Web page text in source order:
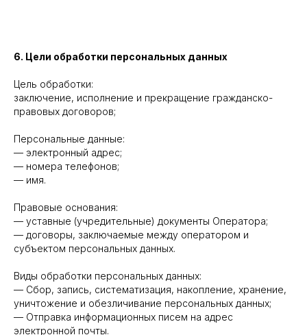
6. Цели обработки персональных данных
Цель обработки:
заключение, исполнение и прекращение гражданско-
правовых договоров;
Персональные данные:
— электронный адрес;
— номера телефонов;
— имя.
Правовые основания:
— уставные (учредительные) документы Оператора;
— договоры, заключаемые между оператором и
субъектом персональных данных.
Виды обработки персональных данных:
— Сбор, запись, систематизация, накопление, хранение,
уничтожение и обезличивание персональных данных;
— Отправка информационных писем на адрес
электронной почты.